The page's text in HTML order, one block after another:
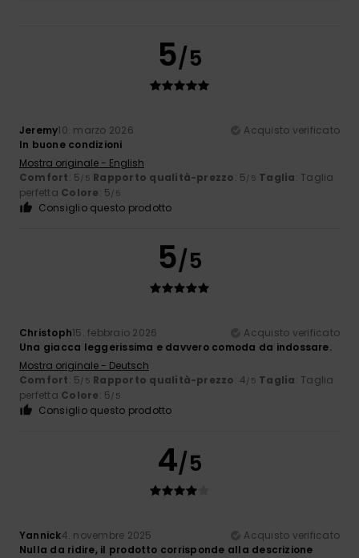
5/5
Jeremy10. marzo 2026
Acquisto verificato
In buone condizioni
Mostra originale - English
Comfort: 5/5 Rapporto qualità-prezzo: 5/5 Taglia: Taglia
perfetta Colore: 5/5
Consiglio questo prodotto
5/5
Christoph15. febbraio 2026
Acquisto verificato
Una giacca leggerissima e davvero comoda da indossare.
Mostra originale - Deutsch
Comfort: 5/5 Rapporto qualità-prezzo: 4/5 Taglia: Taglia
perfetta Colore: 5/5
Consiglio questo prodotto
4/5
Yannick4. novembre 2025
Acquisto verificato
Nulla da ridire, il prodotto corrisponde alla descrizione